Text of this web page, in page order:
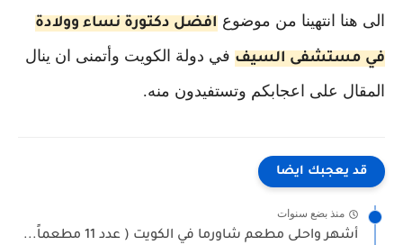
الى هنا انتهينا من موضوع افضل دكتورة نساء وولادة
في مستشفى السيف في دولة الكويت وأتمنى ان ينال
المقال على اعجابكم وتستفيدون منه.
قد يعجبك ايضا
منذ بضع سنوات
أشهر واحلى مطعم شاورما في الكويت ( عدد 11 مطعماً...